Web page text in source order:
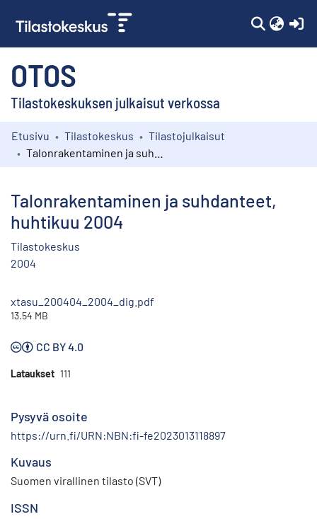
OTOS
Tilastokeskuksen julkaisut verkossa
Kokoelmat
Etusivu Tilastokeskus
Tilastojulkaisut
Talonrakentaminen ja suhdanteet,
huhtikuu 2004
Tilastokeskus
2004
xtasu_200404_2004_dig.pdf
13.54 MB
CC BY 4.0
Lataukset 111
Pysyvä osoite
https://urn.fi/URN:NBN:fi-fe2023013118897
Kuvaus
Suomen virallinen tilasto (SVT)
ISSN